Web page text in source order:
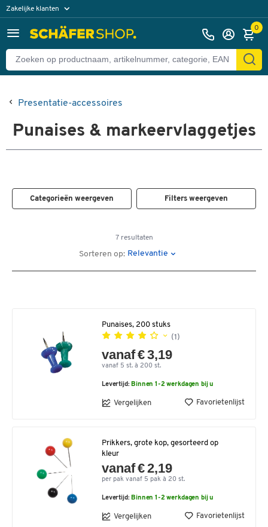
Zakelijke klanten
Particuliere klanten 0
Presentatie-accessoires
Punaises & markeervlaggetjes
Categorieën weergeven Filters weergeven
7 resultaten
Sorteren op: Relevantie
Punaises, 200 stuks
(1)
vanaf € 3,19
vanaf 5 st. à 200 st.
Levertijd: Binnen 1-2 werkdagen bij u
Vergelijken Favorietenlijst
Prikkers, grote kop, gesorteerd op
kleur
vanaf € 2,19
per pak vanaf 5 pak à 20 st.
Levertijd: Binnen 1-2 werkdagen bij u
Vergelijken Favorietenlijst